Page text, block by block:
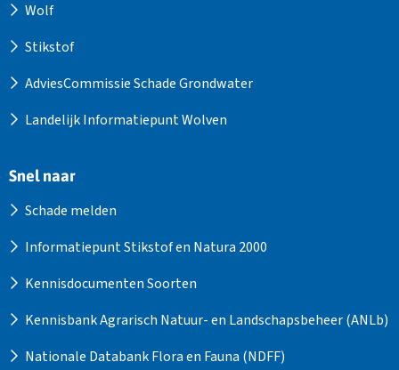
Wolf
Stikstof
AdviesCommissie Schade Grondwater
Landelijk Informatiepunt Wolven
Snel naar
Schade melden
Informatiepunt Stikstof en Natura 2000
Kennisdocumenten Soorten
Kennisbank Agrarisch Natuur- en Landschapsbeheer (ANLb)
Nationale Databank Flora en Fauna (NDFF)